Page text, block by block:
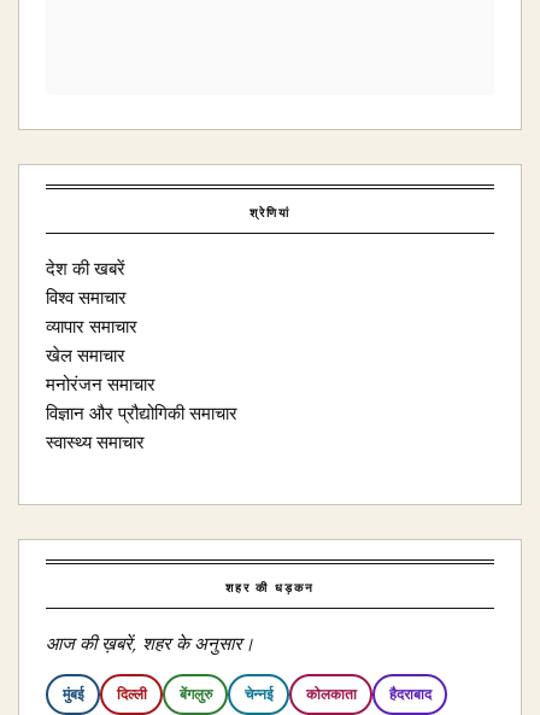
श्रेणियां
देश की खबरें
विश्व समाचार
व्यापार समाचार
खेल समाचार
मनोरंजन समाचार
विज्ञान और प्रौद्योगिकी समाचार
स्वास्थ्य समाचार
शहर की धड़कन
आज की ख़बरें, शहर के अनुसार।
मुंबई दिल्ली बेंगलुरु चेन्नई कोलकाता हैदराबाद